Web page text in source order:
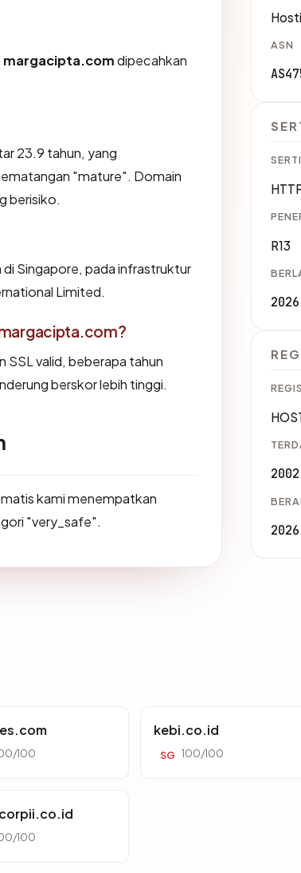
margacipta.comdipecahkan
23.9 tahun, yang
"mature". Domain
berisiko.
di Singapore, pada infrastruktur
Limited.
SSL valid, beberapa tahun
berskor lebih tinggi.
kami menempatkan
"very_safe".
ASN
R13
100
kebi.co.id
SG 100/100
100